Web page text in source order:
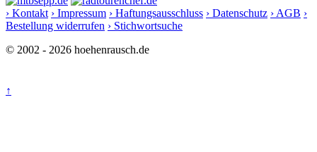
› Kontakt › Impressum › Haftungsausschluss › Datenschutz › AGB ›
Bestellung widerrufen › Stichwortsuche
© 2002 - 2026 hoehenrausch.de
↑